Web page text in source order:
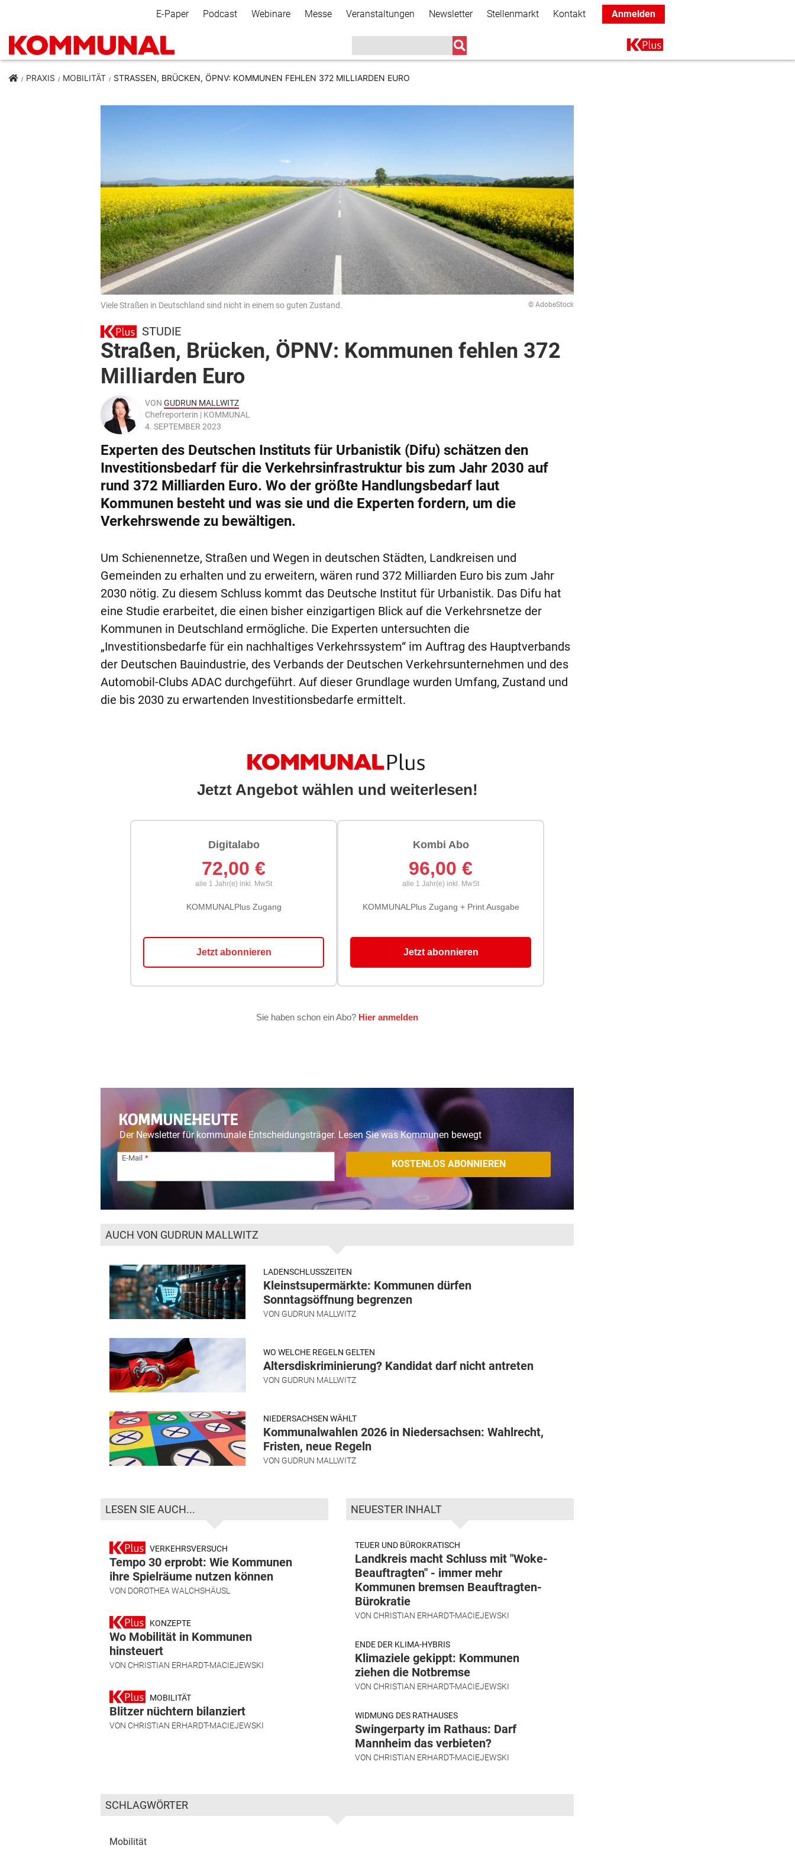
zum
Inhalt
Secondary Navigation
E-Paper Podcast Webinare Messe Veranstaltungen Newsletter Stellenmarkt Kontakt Anmelden
Main navigation
K+
PRAXIS MOBILITÄT STRASSEN, BRÜCKEN, ÖPNV: KOMMUNEN FEHLEN 372 MILLIARDEN EURO
Viele Straßen in Deutschland sind nicht in einem so guten Zustand. © AdobeStock
STUDIE
Straßen, Brücken, ÖPNV: Kommunen fehlen 372
Milliarden Euro
VON GUDRUN MALLWITZ
Chefreporterin | KOMMUNAL
4. SEPTEMBER 2023
Experten des Deutschen Instituts für Urbanistik (Difu) schätzen den
Investitionsbedarf für die Verkehrsinfrastruktur bis zum Jahr 2030 auf
rund 372 Milliarden Euro. Wo der größte Handlungsbedarf laut
Kommunen besteht und was sie und die Experten fordern, um die
Verkehrswende zu bewältigen.
Um Schienennetze, Straßen und Wegen in deutschen Städten, Landkreisen und
Gemeinden zu erhalten und zu erweitern, wären rund 372 Milliarden Euro bis zum Jahr
2030 nötig. Zu diesem Schluss kommt das Deutsche Institut für Urbanistik. Das Difu hat
eine Studie erarbeitet, die einen bisher einzigartigen Blick auf die Verkehrsnetze der
Kommunen in Deutschland ermögliche. Die Experten untersuchten die
„Investitionsbedarfe für ein nachhaltiges Verkehrssystem“ im Auftrag des Hauptverbands
der Deutschen Bauindustrie, des Verbands der Deutschen Verkehrsunternehmen und des
Automobil-Clubs ADAC durchgeführt. Auf dieser Grundlage wurden Umfang, Zustand und
die bis 2030 zu erwartenden Investitionsbedarfe ermittelt.
Der Newsletter für kommunale Entscheidungsträger. Lesen Sie was Kommunen bewegt
E-Mail
AUCH VON GUDRUN MALLWITZ
LADENSCHLUSSZEITEN
Kleinstsupermärkte: Kommunen dürfen
Sonntagsöffnung begrenzen
VON GUDRUN MALLWITZ
WO WELCHE REGELN GELTEN
Altersdiskriminierung? Kandidat darf nicht antreten
VON GUDRUN MALLWITZ
NIEDERSACHSEN WÄHLT
Kommunalwahlen 2026 in Niedersachsen: Wahlrecht,
Fristen, neue Regeln
VON GUDRUN MALLWITZ
LESEN SIE AUCH...
VERKEHRSVERSUCH
Tempo 30 erprobt: Wie Kommunen
ihre Spielräume nutzen können
VON DOROTHEA WALCHSHÄUSL
KONZEPTE
Wo Mobilität in Kommunen
hinsteuert
VON CHRISTIAN ERHARDT-MACIEJEWSKI
MOBILITÄT
Blitzer nüchtern bilanziert
VON CHRISTIAN ERHARDT-MACIEJEWSKI
NEUESTER INHALT
TEUER UND BÜROKRATISCH
Landkreis macht Schluss mit "Woke-
Beauftragten" - immer mehr
Kommunen bremsen Beauftragten-
Bürokratie
VON CHRISTIAN ERHARDT-MACIEJEWSKI
ENDE DER KLIMA-HYBRIS
Klimaziele gekippt: Kommunen
ziehen die Notbremse
VON CHRISTIAN ERHARDT-MACIEJEWSKI
WIDMUNG DES RATHAUSES
Swingerparty im Rathaus: Darf
Mannheim das verbieten?
VON CHRISTIAN ERHARDT-MACIEJEWSKI
SCHLAGWÖRTER
Mobilität